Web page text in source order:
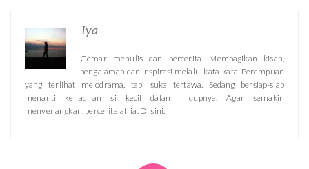
Tya
Gemar menulis dan bercerita. Membagikan kisah,
pengalaman dan inspirasi melalui kata-kata. Perempuan
yang terlihat melodrama, tapi suka tertawa. Sedang bersiap-siap
menanti kehadiran si kecil dalam hidupnya. Agar semakin
menyenangkan, berceritalah ia. Di sini.